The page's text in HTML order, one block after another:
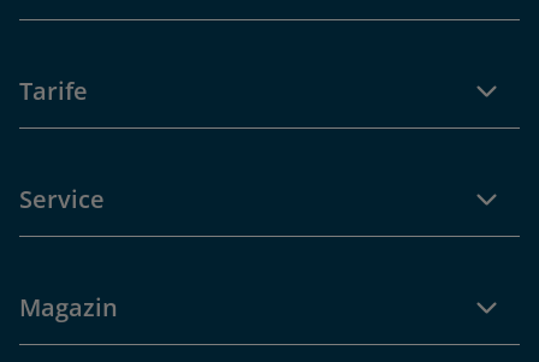
Tarife
Service
Magazin